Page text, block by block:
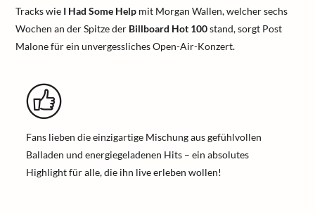
Tracks wie I Had Some Help mit Morgan Wallen, welcher sechs
Wochen an der Spitze der Billboard Hot 100stand, sorgt Post
Malone für ein unvergessliches Open-Air-Konzert.
Fans lieben die einzigartige Mischung aus gefühlvollen
Balladen und energiegeladenen Hits – ein absolutes
Highlight für alle, die ihn live erleben wollen!